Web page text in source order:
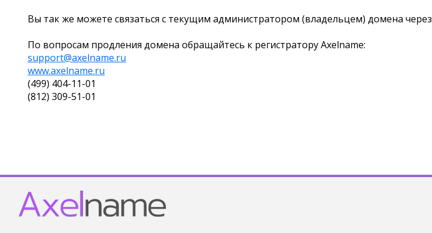
Вы так же можете связаться с текущим администратором (владельцем) домена через
По вопросам продления домена обращайтесь к регистратору Axelname:
support@axelname.ru
www.axelname.ru
(499) 404-11-01
(812) 309-51-01